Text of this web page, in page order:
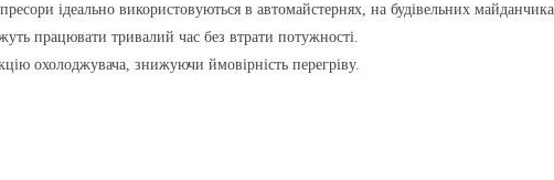
ідеально використовуються в автомайстернях, на будівельних
працювати тривалий час без втрати потужності.
охолоджувача, знижуючи ймовірність перегріву.